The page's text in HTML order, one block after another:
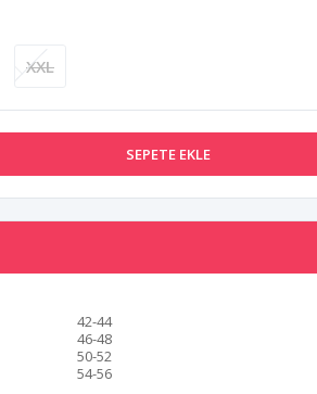
XXL
SEPETE EKLE
42-44
46-48
50-52
54-56